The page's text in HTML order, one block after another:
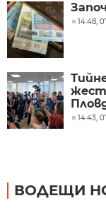
14:48,
14:43,
ВОДЕЩИ